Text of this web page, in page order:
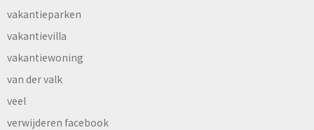
vakantieparken
vakantievilla
vakantiewoning
van der valk
veel
verwijderen facebook